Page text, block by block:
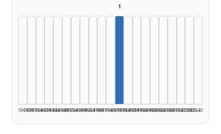
1925–1929
1930–1934
1935–1939
1940–1944
1945–1949
1950–1954
1955–1959
1960–1964
1965–1969
1970–1974
1975–1979
1
1980–1984
1985–1989
1990–1994
1995–1999
2000–2004
2005–2009
2010–2014
2015–2019
2020–2024
2025–2026